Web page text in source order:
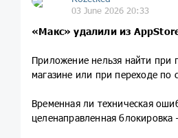
03 June 2026 20:33
«Макс» удалили из
Приложение нельзя найти при
магазине или при переходе по
Временная ли техническая
целенаправленная блокировка